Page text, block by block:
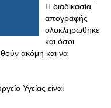
Η διαδικασία
απογραφής
ολοκληρώθηκε
και όσοι
ακόμη και να
Υγείας είναι